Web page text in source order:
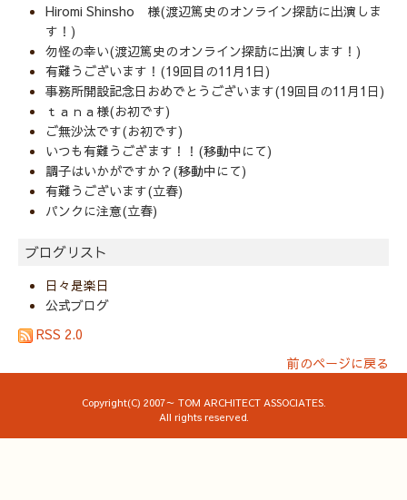
Hiromi Shinsho 様(渡辺篤史のオンライン探訪に出演しま
す！)
勿怪の幸い(渡辺篤史のオンライン探訪に出演します！)
有難うございます！(19回目の11月1日)
事務所開設記念日おめでとうございます(19回目の11月1日)
ｔａｎａ様(お初です)
ご無沙汰です(お初です)
いつも有難うござます！！(移動中にて)
調子はいかがですか？(移動中にて)
有難うございます(立春)
パンクに注意(立春)
ブログリスト
日々是楽日
公式ブログ
RSS 2.0
前のページに戻る
Copyright(C) 2007～ TOM ARCHITECT ASSOCIATES.
All rights reserved.